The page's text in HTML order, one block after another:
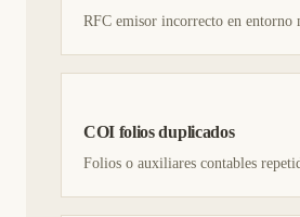
RFC emisor incorrecto en entorno
COI folios duplicados
Folios o auxiliares contables